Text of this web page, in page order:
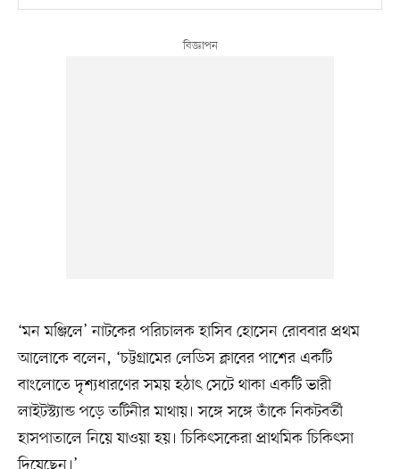
‘মন মঞ্জিলে’ নাটকের পরিচালক হাসিব হোসেন রোববার প্রথম
আলোকে বলেন, ‘চট্টগ্রামের লেডিস ক্লাবের পাশের একটি
বাংলোতে দৃশ্যধারণের সময় হঠাৎ সেটে থাকা একটি ভারী
লাইটস্ট্যান্ড পড়ে তটিনীর মাথায়। সঙ্গে সঙ্গে তাঁকে নিকটবর্তী
হাসপাতালে নিয়ে যাওয়া হয়। চিকিৎসকেরা প্রাথমিক চিকিৎসা